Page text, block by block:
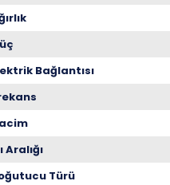
Bağlantısı
Aralığı
Türü